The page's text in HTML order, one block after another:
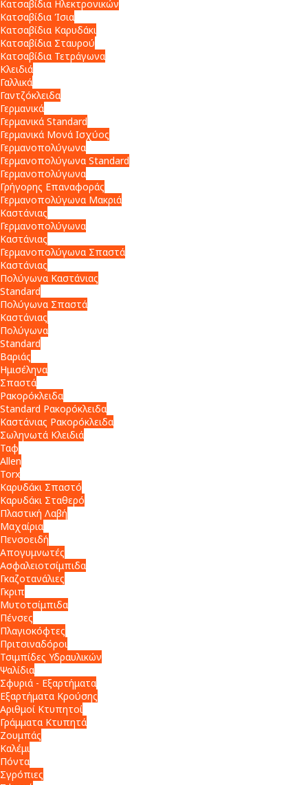
Κατσαβίδια Ηλεκτρονικών
Κατσαβίδια Ίσια
Κατσαβίδια Καρυδάκι
Κατσαβίδια Σταυρού
Κατσαβίδια Τετράγωνα
Κλειδιά
Γαλλικά
Γαντζόκλειδα
Γερμανικά
Γερμανικά Standard
Γερμανικά Μονά Ισχύος
Γερμανοπολύγωνα
Γερμανοπολύγωνα Standard
Γερμανοπολύγωνα
Γρήγορης Επαναφοράς
Γερμανοπολύγωνα Μακριά
Καστάνιας
Γερμανοπολύγωνα
Καστάνιας
Γερμανοπολύγωνα Σπαστά
Καστάνιας
Πολύγωνα Καστάνιας
Standard
Πολύγωνα Σπαστά
Καστάνιας
Πολύγωνα
Standard
Βαριάς
Ημισέληνα
Σπαστά
Ρακορόκλειδα
Standard Ρακορόκλειδα
Καστάνιας Ρακορόκλειδα
Σωληνωτά Κλειδιά
Ταφ
Allen
Torx
Καρυδάκι Σπαστό
Καρυδάκι Σταθερό
Πλαστική Λαβή
Μαχαίρια
Πενσοειδή
Απογυμνωτές
Ασφαλειοτσίμπιδα
Γκαζοτανάλιες
Γκριπ
Μυτοτσίμπιδα
Πένσες
Πλαγιοκόφτες
Πριτσιναδόροι
Τσιμπίδες Υδραυλικών
Ψαλίδια
Σφυριά - Εξαρτήματα
Εξαρτήματα Κρούσης
Αριθμοί Κτυπητοί
Γράμματα Κτυπητά
Ζουμπάς
Καλέμι
Πόντα
Σγρόπιες